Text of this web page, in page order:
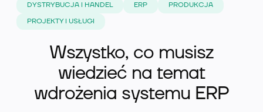
Branże
DYSTRYBUCJA I HANDEL ERP
PRODUKCJA
PROJEKTY I USŁUGI
Wszystko, co musisz
wiedzieć na temat
wdrożenia systemu ERP